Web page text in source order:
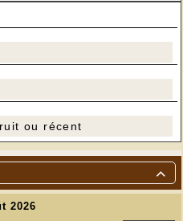

ou récent